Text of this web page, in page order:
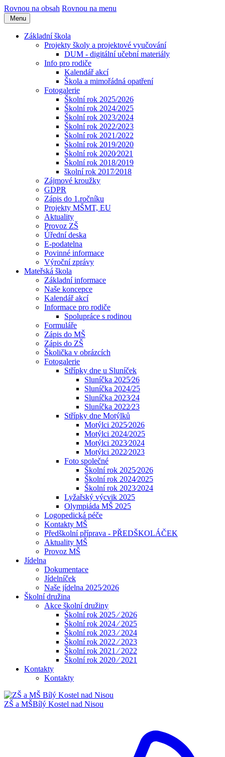
Rovnou na obsah Rovnou na menu
Menu
Základní škola
Projekty školy a projektové vyučování
DUM - digitální učební materiály
Info pro rodiče
Kalendář akcí
Škola a mimořádná opatření
Fotogalerie
Školní rok 2025/2026
Školní rok 2024/2025
Školní rok 2023/2024
Školní rok 2022/2023
Školní rok 2021/2022
Školní rok 2019/2020
Školní rok 2020⁄2021
Školní rok 2018/2019
školní rok 2017⁄2018
Zájmové kroužky
GDPR
Zápis do 1.ročníku
Projekty MŠMT, EU
Aktuality
Provoz ZŠ
Úřední deska
E-podatelna
Povinné informace
Výroční zprávy
Mateřská škola
Základní informace
Naše koncepce
Kalendář akcí
Informace pro rodiče
Spolupráce s rodinou
Formuláře
Zápis do MŠ
Zápis do ZŠ
Školička v obrázcích
Fotogalerie
Střípky dne u Sluníček
Sluníčka 2025⁄26
Sluníčka 2024/25
Sluníčka 2023⁄24
Sluníčka 2022⁄23
Střípky dne Motýlků
Motýlci 2025⁄2026
Motýlci 2024/2025
Motýlci 2023⁄2024
Motýlci 2022⁄2023
Foto společné
Školní rok 2025⁄2026
Školní rok 2024⁄2025
Školní rok 2023⁄2024
Lyžařský výcvik 2025
Olympiáda MŠ 2025
Logopedická péče
Kontakty MŠ
Předškolní příprava - PŘEDŠKOLÁČEK
Aktuality MŠ
Provoz MŠ
Jídelna
Dokumentace
Jídelníček
Naše jídelna 2025⁄2026
Školní družina
Akce školní družiny
Školní rok 2025 ⁄ 2026
Školní rok 2024 ⁄ 2025
Školní rok 2023 ⁄ 2024
Školní rok 2022 ⁄ 2023
Školní rok 2021 ⁄ 2022
Školní rok 2020 ⁄ 2021
Kontakty
Kontakty
ZŠ a MŠBílý Kostel nad Nisou